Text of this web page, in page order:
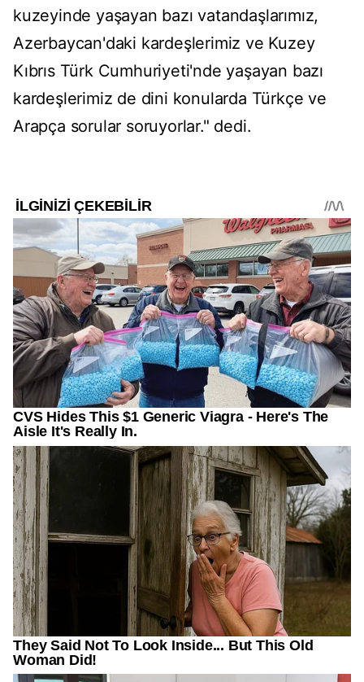
kuzeyinde yaşayan bazı vatandaşlarımız,
Azerbaycan'daki kardeşlerimiz ve Kuzey
Kıbrıs Türk Cumhuriyeti'nde yaşayan bazı
kardeşlerimiz de dini konularda Türkçe ve
Arapça sorular soruyorlar." dedi.